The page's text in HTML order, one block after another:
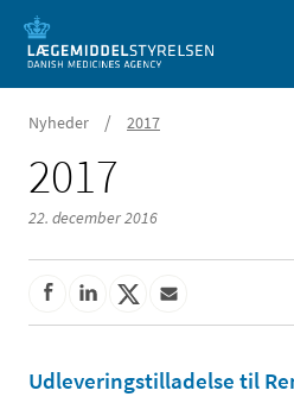
Nyheder / 2017
2017
22. december 2016
Udleveringstilladelse til